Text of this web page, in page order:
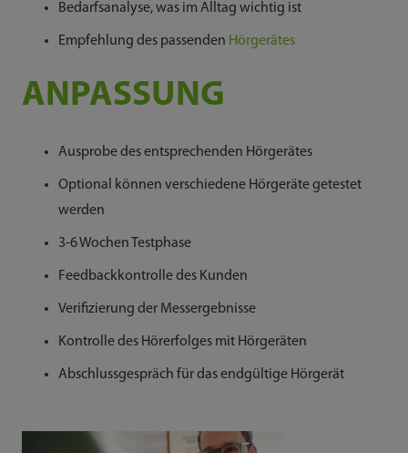
Bedarfsanalyse, was im Alltag wichtig ist
Empfehlung des passenden Hörgerätes
ANPASSUNG
Ausprobe des entsprechenden Hörgerätes
Optional können verschiedene Hörgeräte getestet
werden
3-6 Wochen Testphase
Feedbackkontrolle des Kunden
Verifizierung der Messergebnisse
Kontrolle des Hörerfolges mit Hörgeräten
Abschlussgespräch für das endgültige Hörgerät